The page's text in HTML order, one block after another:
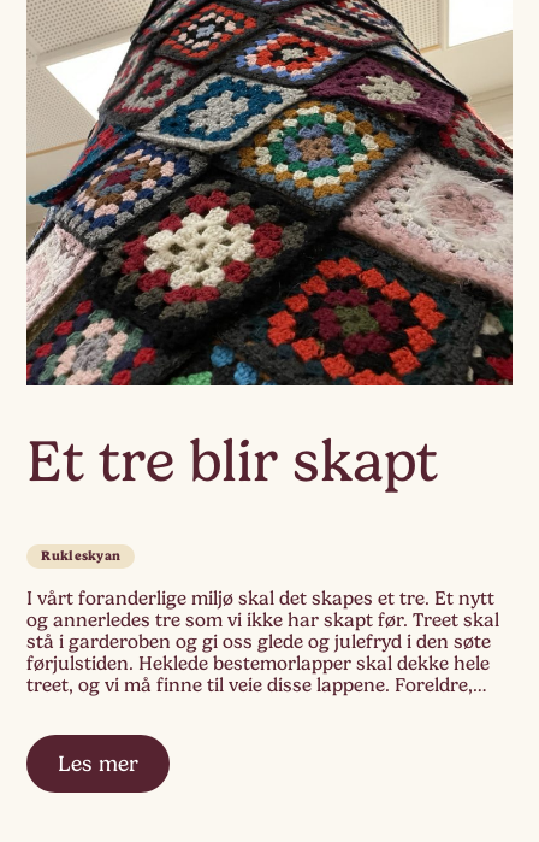
Et tre blir skapt
Rukleskyan
I vårt foranderlige miljø skal det skapes et tre. Et nytt
og annerledes tre som vi ikke har skapt før. Treet skal
stå i garderoben og gi oss glede og julefryd i den søte
førjulstiden. Heklede bestemorlapper skal dekke hele
treet, og vi må finne til veie disse lappene. Foreldre,
Les mer